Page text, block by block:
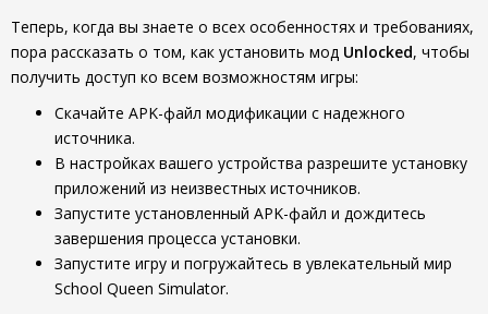
Теперь, когда вы знаете о всех особенностях и требованиях,
пора рассказать о том, как установить мод Unlocked, чтобы
получить доступ ко всем возможностям игры:
Скачайте APK-файл модификации с надежного
источника.
В настройках вашего устройства разрешите установку
приложений из неизвестных источников.
Запустите установленный APK-файл и дождитесь
завершения процесса установки.
Запустите игру и погружайтесь в увлекательный мир
School Queen Simulator.